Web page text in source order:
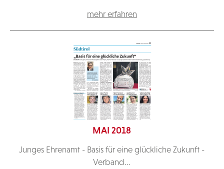
mehr erfahren
MAI 2018
Junges Ehrenamt - Basis für eine glückliche Zukunft -
Verband...